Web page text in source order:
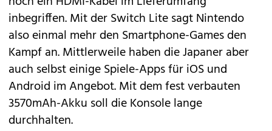
inbegriffen. Mit der Switch Lite sagt Nintendo
also einmal mehr den Smartphone-Games den
Kampf an. Mittlerweile haben die Japaner aber
auch selbst einige Spiele-Apps für iOS und
Android im Angebot. Mit dem fest verbauten
3570mAh-Akku soll die Konsole lange
durchhalten.